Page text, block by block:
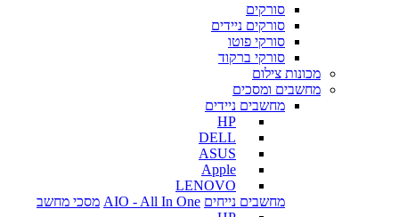
סורקים
סורקים ניידים
סורקי פוטו
סורקי ברקוד
מכונות צילום
מחשבים ומסכים
מחשבים ניידים
HP
DELL
ASUS
Apple
LENOVO
מחשבים נייחים AIO - All In One מסכי מחשב